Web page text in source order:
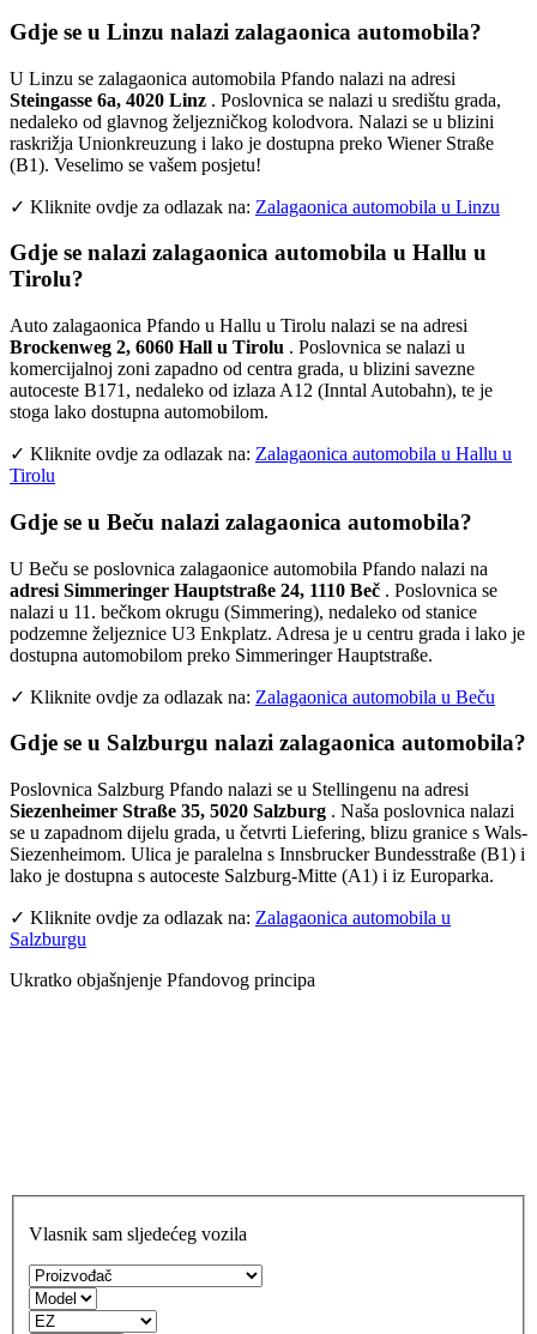
Gdje se u Linzu nalazi zalagaonica automobila?
U Linzu se zalagaonica automobila Pfando nalazi na adresi
Steingasse 6a, 4020 Linz . Poslovnica se nalazi u središtu grada,
nedaleko od glavnog željezničkog kolodvora. Nalazi se u blizini
raskrižja Unionkreuzung i lako je dostupna preko Wiener Straße
(B1). Veselimo se vašem posjetu!
✓ Kliknite ovdje za odlazak na: Zalagaonica automobila u Linzu
Gdje se nalazi zalagaonica automobila u Hallu u
Tirolu?
Auto zalagaonica Pfando u Hallu u Tirolu nalazi se na adresi
Brockenweg 2, 6060 Hall u Tirolu . Poslovnica se nalazi u
komercijalnoj zoni zapadno od centra grada, u blizini savezne
autoceste B171, nedaleko od izlaza A12 (Inntal Autobahn), te je
stoga lako dostupna automobilom.
✓ Kliknite ovdje za odlazak na: Zalagaonica automobila u Hallu u
Tirolu
Gdje se u Beču nalazi zalagaonica automobila?
U Beču se poslovnica zalagaonice automobila Pfando nalazi na
adresi Simmeringer Hauptstraße 24, 1110 Beč . Poslovnica se
nalazi u 11. bečkom okrugu (Simmering), nedaleko od stanice
podzemne željeznice U3 Enkplatz. Adresa je u centru grada i lako je
dostupna automobilom preko Simmeringer Hauptstraße.
✓ Kliknite ovdje za odlazak na: Zalagaonica automobila u Beču
Gdje se u Salzburgu nalazi zalagaonica automobila?
Poslovnica Salzburg Pfando nalazi se u Stellingenu na adresi
Siezenheimer Straße 35, 5020 Salzburg . Naša poslovnica nalazi
se u zapadnom dijelu grada, u četvrti Liefering, blizu granice s Wals-
Siezenheimom. Ulica je paralelna s Innsbrucker Bundesstraße (B1) i
lako je dostupna s autoceste Salzburg-Mitte (A1) i iz Europarka.
✓ Kliknite ovdje za odlazak na: Zalagaonica automobila u
Salzburgu
Ukratko objašnjenje Pfandovog principa
Vlasnik sam sljedećeg vozila